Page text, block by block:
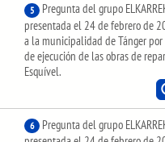
5
Pregunta del grupo
presentada el 24 de febrero de
a la municipalidad de Tánger
de ejecución de las obras de
Esquível.
6
Pregunta del grupo